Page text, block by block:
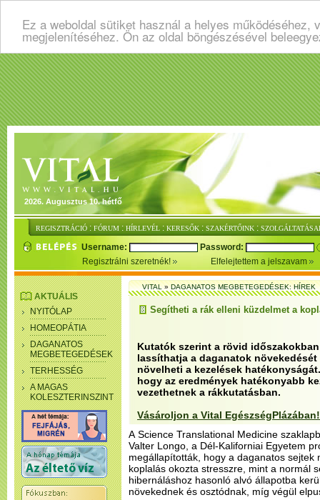
Ez a weboldal sütiket használ a helyes
megjelenítéséhez. Ön az oldal böngészésével
2026. Augusztus 10. hétfő
REGISZTRÁCIÓ : FÓRUM : HÍRLEVÉL : KERESŐK : SZAKÉRTŐINK :
Username:
Password:
Regisztrálni szeretnék!
Elfelejtettem a jelszavam
AKTUÁLIS
NYITÓLAP
HOMEOPÁTIA
DAGANATOS
MEGBETEGEDÉSEK
TERHESSÉG
A MAGAS
KOLESZTERINSZINT
VITAL»DAGANATOS MEGBETEGEDÉSEK: HÍREK
Segítheti a rák elleni küzdelmet a
Kutatók szerint a rövid
lassíthatja a daganatok
növelheti a kezelések
hogy az eredmények hatékonyabb
vezethetnek a rákkutatásban.
Vásároljon a Vital EgészségPlázában!
A Science Translational Medicine
Valter Longo, a Dél-Kaliforniai Egyetem
megállapították, hogy a daganatos sejtek
koplalás okozta stresszre, mint a normál
hibernáláshoz hasonló alvó állapotba
növekednek és osztódnak, míg végül